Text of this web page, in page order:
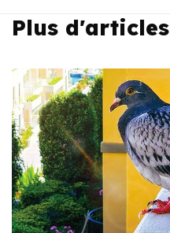
Plus d'articles